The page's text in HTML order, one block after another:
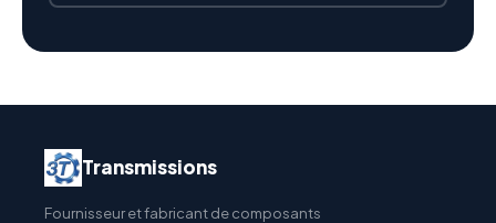
Transmissions
Fournisseur et fabricant de composants